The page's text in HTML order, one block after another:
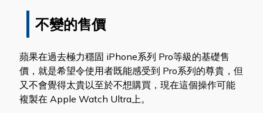
不變的售價
蘋果在過去極力穩固 iPhone系列 Pro等級的基礎售
價，就是希望令使用者既能感受到 Pro系列的尊貴，但
又不會覺得太貴以至於不想購買，現在這個操作可能
複製在 Apple Watch Ultra上。